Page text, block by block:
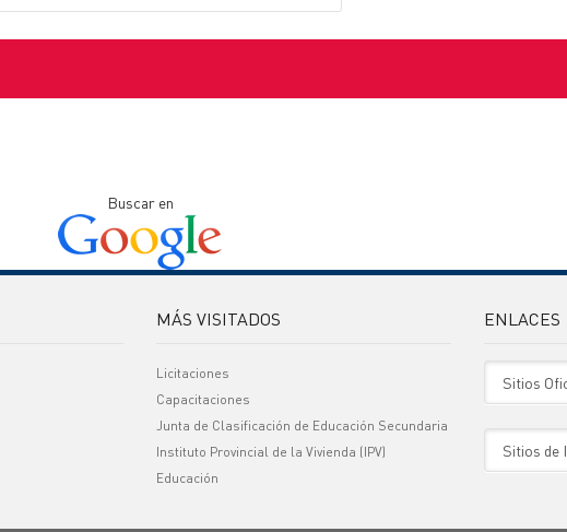
Buscar en
MÁS VISITADOS
Licitaciones
Capacitaciones
Junta de Clasificación de Educación Secundaria
Instituto Provincial de la Vivienda (IPV)
Educación
ENLACES